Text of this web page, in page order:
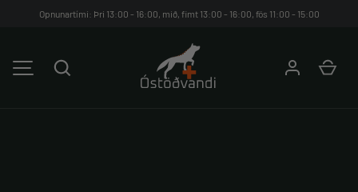
Opnunartími: Þri 13:00 - 16:00, mið, fimt 13:00 - 16:00, fös 11:00 - 15:00